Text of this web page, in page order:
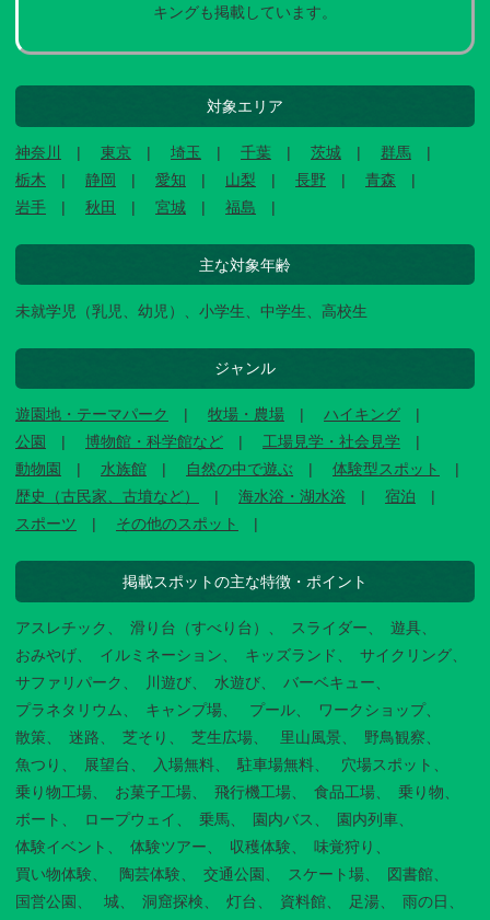
キングも掲載しています。
対象エリア
神奈川 東京 埼玉 千葉 茨城
群馬
栃木
静岡 愛知 山梨 長野
青森
岩手
秋田 宮城 福島
主な対象年齢
未就学児（乳児、幼児）、小学生、中学生、高校生
ジャンル
遊園地・テーマパーク 牧場・農場
ハイキング
公園
博物館・科学館など
工場見学・社会見学
動物園
水族館 自然の中で遊ぶ
体験型スポット
歴史（古民家、古墳など）
海水浴・湖水浴
宿泊
スポーツ
その他のスポット
掲載スポットの主な特徴・ポイント
アスレチック 滑り台（すべり台） スライダー
遊具
おみやげ
イルミネーション キッズランド
サイクリング
サファリパーク
川遊び 水遊び
バーベキュー
プラネタリウム
キャンプ場 プール
ワークショップ
散策
迷路 芝そり 芝生広場 里山風景
野鳥観察
魚つり
展望台 入場無料 駐車場無料
穴場スポット
乗り物工場
お菓子工場 飛行機工場 食品工場
乗り物
ボート
ロープウェイ 乗馬 園内バス
園内列車
体験イベント
体験ツアー 収穫体験
味覚狩り
買い物体験
陶芸体験 交通公園 スケート場
図書館
国営公園
城 洞窟探検 灯台 資料館 足湯 雨の日